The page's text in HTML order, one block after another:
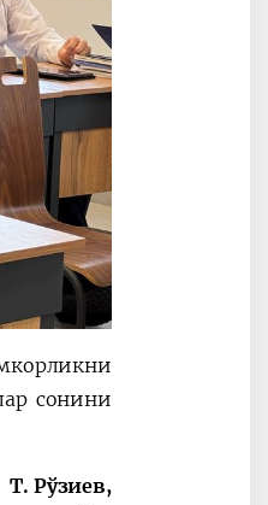
сонини
Т. Рўзиев,